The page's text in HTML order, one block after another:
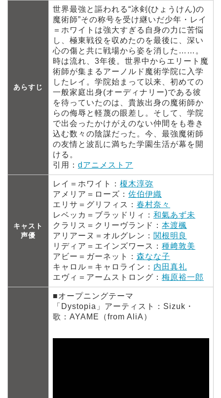
あらすじ
世界最強と謳われる“冰剣(ひょうけん)の
魔術師”その称号を受け継いだ少年・レイ
＝ホワイトは強大すぎる自身の力に苦悩
し、極東戦役を収めたのを最後に、深い
心の傷と共に戦場から姿を消した……。
時は流れ、3年後。世界中からエリート魔
術師が集まるアーノルド魔術学院に入学
したレイ。学院始まって以来、初めての
一般家庭出身(オーディナリー)である彼
を待っていたのは、貴族出身の魔術師か
らの侮辱と軽蔑の眼差し。そして、学院
で出会ったかけがえのない仲間をも巻き
込む数々の陰謀だった。今、最強魔術師
の友情と波乱に満ちた学園生活が幕を開
ける。
引用： dアニメストア
キャスト
声優
レイ＝ホワイト： 榎木淳弥
アメリア＝ローズ： 佐伯伊織
エリサ＝グリフィス： 春村奈々
レベッカ＝ブラッドリィ： 和氣あず未
クラリス＝クリーヴランド： 本渡楓
アリアーヌ＝オルグレン： 関根明良
リディア＝エインズワース： 種﨑敦美
アビー＝ガーネット： 森なな子
キャロル＝キャロライン： 内田真礼
エヴィ＝アームストロング： 梅原裕一郎
■オープニングテーマ
「Dystopia」アーティスト：Sizuk・
歌：AYAME（from AliA）